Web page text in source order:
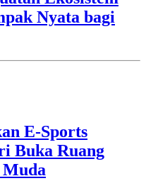
Nyata bagi
E-Sports
Buka Ruang
Muda